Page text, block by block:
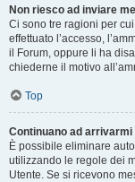
Non riesco ad inviare
Ci sono tre ragioni per
effettuato l’accesso,
il Forum, oppure li ha
chiederne il motivo
Top
Continuano ad
È possibile eliminare
utilizzando le regole dei
Utente. Se si ricevono